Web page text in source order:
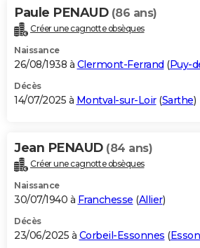
Paule PENAUD (86 ans)
Créer une cagnotte obsèques
Naissance
26/08/1938 à Clermont-Ferrand (Puy-
Décès
14/07/2025 à Montval-sur-Loir(Sarthe)
Jean PENAUD (84 ans)
Créer une cagnotte obsèques
Naissance
30/07/1940 à Franchesse (Allier)
Décès
23/06/2025 à Corbeil-Essonnes (